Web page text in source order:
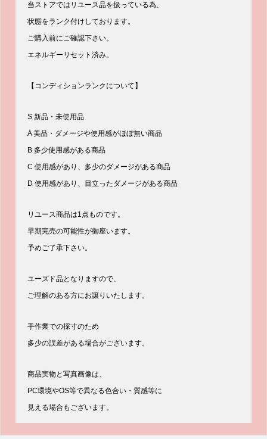
当ストアではリユース品を扱っている為、
状態をランク付けしております。
ご購入前にご確認下さい。
エネルギーリセット済み。
【コンディションランクについて】
S 新品・未使用品
A 美品・ダメージや使用感がほぼ無い商品
B 多少使用感がある商品
C 使用感があり、多少のダメージがある商品
D 使用感があり、目立ったダメージがある商品
リユース商品は1点ものです。
早期完売の可能性が御座います。
予めご了承下さい。
ユーズド品となりますので、
ご理解のある方にお譲りいたします。
手作業での採寸のため
多少の誤差がある場合がございます。
商品実物と写真画像は、
PC環境やOS等で異なる色合い・質感等に
見える場合もございます。